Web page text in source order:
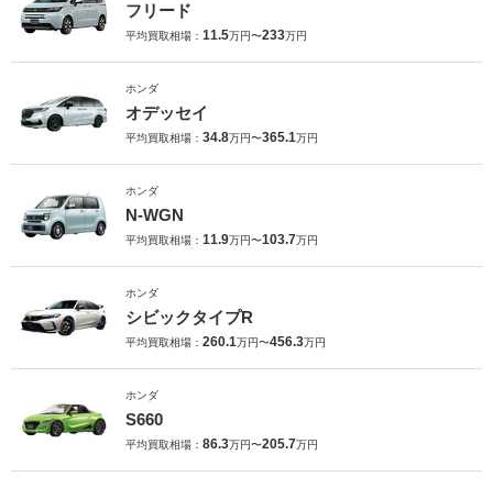
フリード
平均買取相場： 11.5万円〜233万円
ホンダ
オデッセイ
平均買取相場： 34.8万円〜365.1万円
ホンダ
N-WGN
平均買取相場： 11.9万円〜103.7万円
ホンダ
シビックタイプR
平均買取相場： 260.1万円〜456.3万円
ホンダ
S660
平均買取相場： 86.3万円〜205.7万円